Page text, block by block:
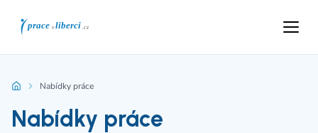
Nabídky práce
Nabídky práce